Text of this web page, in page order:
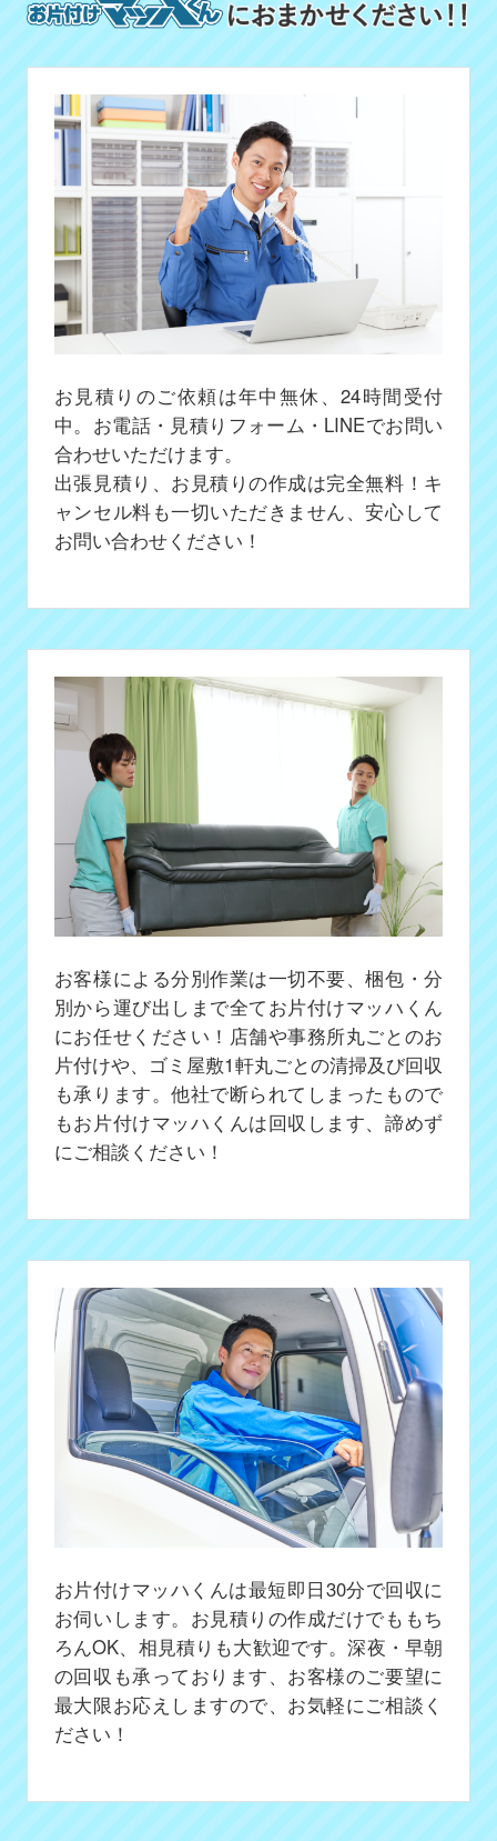
お見積りのご依頼は年中無休、24時間受付
中。お電話・見積りフォーム・LINEでお問い
合わせいただけます。
出張見積り、お見積りの作成は完全無料！キ
ャンセル料も一切いただきません、安心して
お問い合わせください！
お客様による分別作業は一切不要、梱包・分
別から運び出しまで全てお片付けマッハくん
にお任せください！店舗や事務所丸ごとのお
片付けや、ゴミ屋敷1軒丸ごとの清掃及び回収
も承ります。他社で断られてしまったもので
もお片付けマッハくんは回収します、諦めず
にご相談ください！
お片付けマッハくんは最短即日30分で回収に
お伺いします。お見積りの作成だけでももち
ろんOK、相見積りも大歓迎です。深夜・早朝
の回収も承っております、お客様のご要望に
最大限お応えしますので、お気軽にご相談く
ださい！